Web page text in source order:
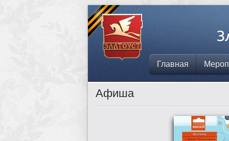
Главная
Афиша